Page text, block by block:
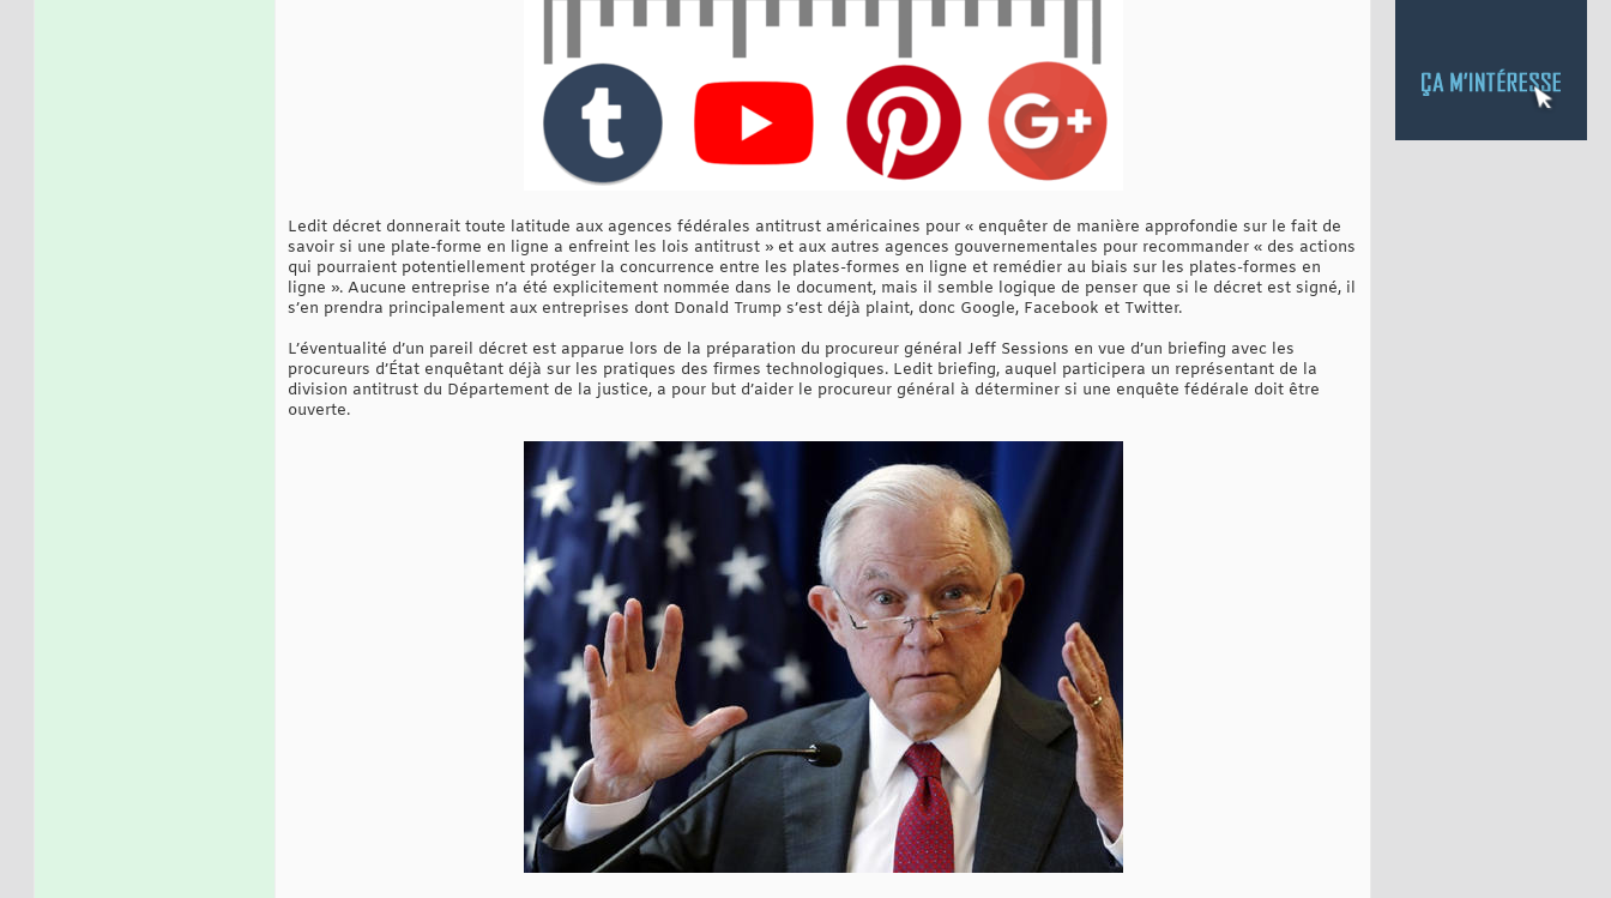
Ledit décret donnerait toute latitude aux agences fédérales antitrust américaines pour « enquêter de manière approfondie sur le fait de
savoir si une plate-forme en ligne a enfreint les lois antitrust » et aux autres agences gouvernementales pour recommander « des actions
qui pourraient potentiellement protéger la concurrence entre les plates-formes en ligne et remédier au biais sur les plates-formes en
ligne ». Aucune entreprise n’a été explicitement nommée dans le document, mais il semble logique de penser que si le décret est signé, il
s’en prendra principalement aux entreprises dont Donald Trump s’est déjà plaint, donc Google, Facebook et Twitter.
L’éventualité d’un pareil décret est apparue lors de la préparation du procureur général Jeff Sessions en vue d’un briefing avec les
procureurs d’État enquêtant déjà sur les pratiques des firmes technologiques. Ledit briefing, auquel participera un représentant de la
division antitrust du Département de la justice, a pour but d’aider le procureur général à déterminer si une enquête fédérale doit être
ouverte.